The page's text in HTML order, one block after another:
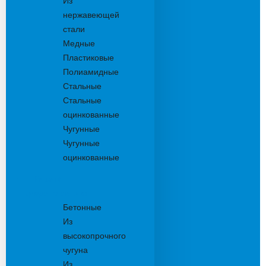
нержавеющей
стали
Медные
Пластиковые
Полиамидные
Стальные
Стальные
оцинкованные
Чугунные
Чугунные
оцинкованные
Бетонные
Из
высокопрочного
чугуна